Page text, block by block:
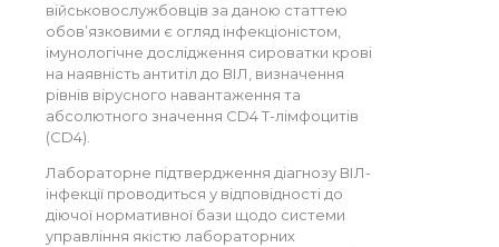
військовослужбовців за даною статтею
обов’язковими є огляд інфекціоністом,
імунологічне дослідження сироватки крові
на наявність антитіл до ВІЛ, визначення
рівнів вірусного навантаження та
абсолютного значення CD4 Т-лімфоцитів
(CD4).
Лабораторне підтвердження діагнозу ВІЛ-
інфекції проводиться у відповідності до
діючої нормативної бази щодо системи
управління якістю лабораторних